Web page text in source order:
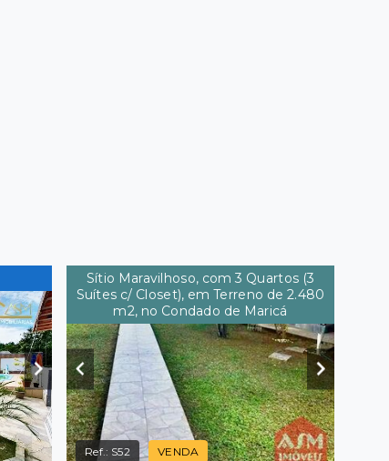
Sítio Maravilhoso, com 3 Quartos (3
Suítes c/ Closet), em Terreno de 2.480
m2, no Condado de Maricá
Ref.: S52 VENDA